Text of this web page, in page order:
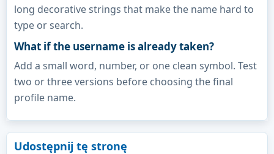
long decorative strings that make the name hard to
type or search.
What if the username is already taken?
Add a small word, number, or one clean symbol. Test
two or three versions before choosing the final
profile name.
Udostępnij tę stronę